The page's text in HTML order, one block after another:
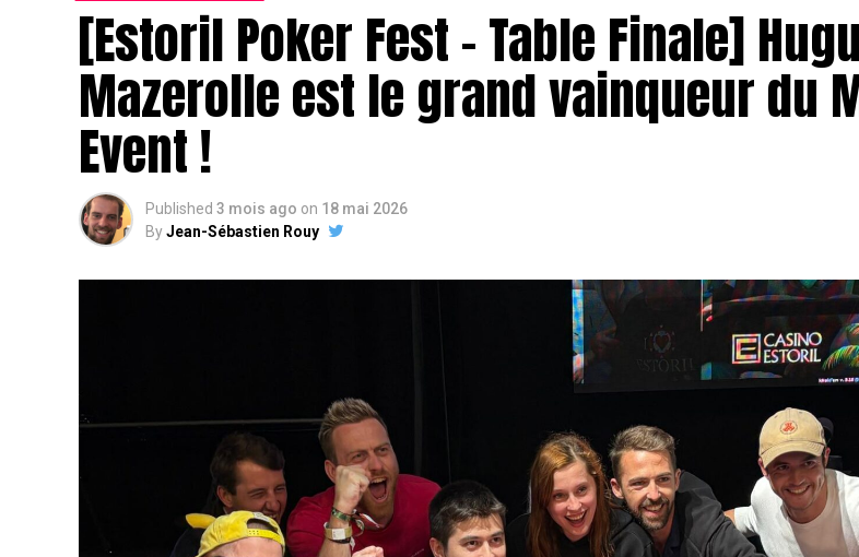
[Estoril Poker Fest – Table Finale]
Mazerolle est le grand vainqueur du
Event !
Published 3 mois ago on 18 mai 2026
ByJean-Sébastien Rouy